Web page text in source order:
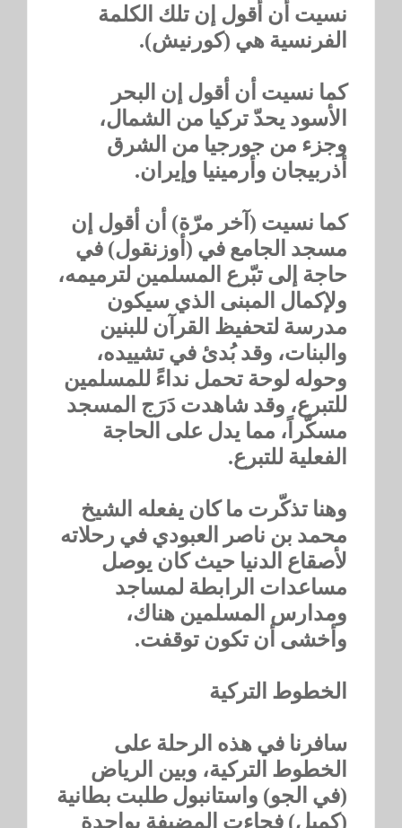
نسيت أن أقول إن تلك الكلمة
الفرنسية هي (كورنيش).
كما نسيت أن أقول إن البحر
الأسود يحدّ تركيا من الشمال،
وجزء من جورجيا من الشرق
أذربيجان وأرمينيا وإيران.
كما نسيت (آخر مرّة) أن أقول إن
مسجد الجامع في (أوزنقول) في
حاجة إلى تبّرع المسلمين لترميمه،
ولإكمال المبنى الذي سيكون
مدرسة لتحفيظ القرآن للبنين
والبنات، وقد بُدئ في تشييده،
وحوله لوحة تحمل نداءً للمسلمين
للتبرع، وقد شاهدت دَرَج المسجد
مسكّراً، مما يدل على الحاجة
الفعلية للتبرع.
وهنا تذكّرت ما كان يفعله الشيخ
محمد بن ناصر العبودي في رحلاته
لأصقاع الدنيا حيث كان يوصل
مساعدات الرابطة لمساجد
ومدارس المسلمين هناك،
وأخشى أن تكون توقفت.
الخطوط التركية
سافرنا في هذه الرحلة على
الخطوط التركية، وبين الرياض
(في الجو) واستانبول طلبت بطانية
(كمبل) فجاءت المضيفة بواحدة